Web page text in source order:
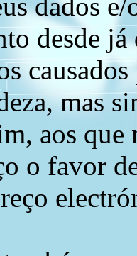
desde
mas
aos
o favor